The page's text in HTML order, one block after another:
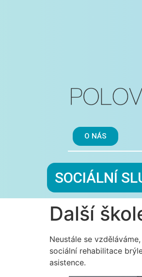
O NÁS
SOCIÁLNÍ
Další
Neustále se
sociální rehabilitace
asistence.